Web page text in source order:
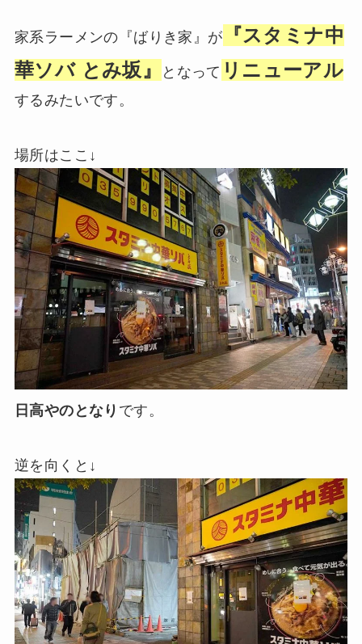
家系ラーメンの『ばりき家』が
『スタミナ中
華ソバ とみ坂』
となって リニューアル
するみたいです。
場所はここ↓
日高やのとなり です。
逆を向くと↓